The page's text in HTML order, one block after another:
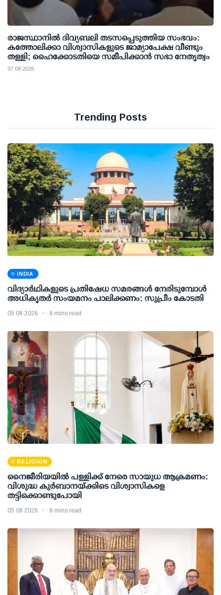
രാജസ്ഥാനിൽ ദിവ്യബലി തടസപ്പെടുത്തിയ സംഭവം:
കത്തോലിക്കാ വിശ്വാസികളുടെ ജാമ്യാപേക്ഷ വീണ്ടും
തള്ളി; ഹൈക്കോടതിയെ സമീപിക്കാൻ സഭാ നേതൃത്വം
07 08 2026
Trending Posts
INDIA
വിദ്യാര്‍ഥികളുടെ പ്രതിഷേധ സമരങ്ങള്‍ നേരിടുമ്പോള്‍
അധികൃതര്‍ സംയമനം പാലിക്കണം: സുപ്രീം കോടതി
05 08 2026 8 mins read
RELIGION
നൈജീരിയയിൽ പള്ളിക്ക് നേരെ സായുധ ആക്രമണം:
വിശുദ്ധ കുർബാനയ്ക്കിടെ വിശ്വാസികളെ
തട്ടിക്കൊണ്ടുപോയി
05 08 2026 8 mins read